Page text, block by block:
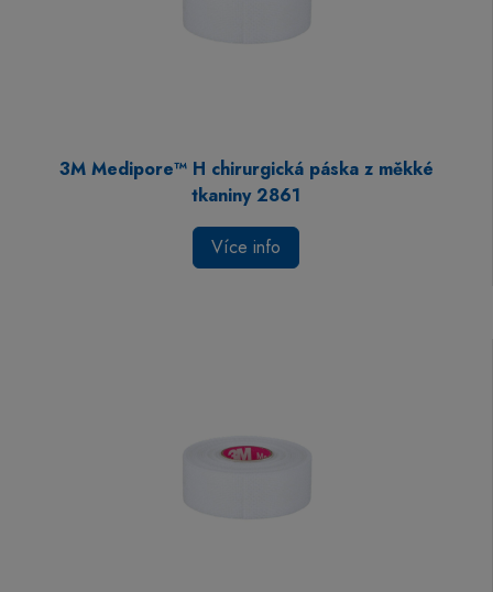
3M Medipore™ H chirurgická páska z měkké
tkaniny 2861
Více info